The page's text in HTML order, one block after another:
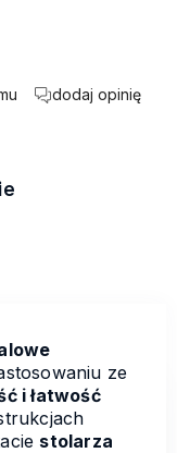
dodaj opinię
ze
i łatwość
stolarza